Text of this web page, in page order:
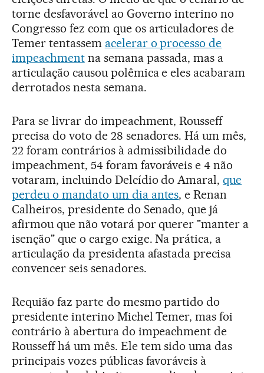
torne desfavorável ao Governo interino no
Congresso fez com que os articuladores de
Temer tentassem acelerar o processo de
impeachmentna semana passada, mas a
articulação causou polêmica e eles acabaram
derrotados nesta semana.
Para se livrar do impeachment, Rousseff
precisa do voto de 28 senadores. Há um mês,
22 foram contrários à admissibilidade do
impeachment, 54 foram favoráveis e 4 não
votaram, incluindo Delcídio do Amaral,que
perdeu o mandato um dia antes, e Renan
Calheiros, presidente do Senado, que já
afirmou que não votará por querer "manter a
isenção" que o cargo exige. Na prática, a
articulação da presidenta afastada precisa
convencer seis senadores.
Requião faz parte do mesmo partido do
presidente interino Michel Temer, mas foi
contrário à abertura do impeachment de
Rousseff há um mês. Ele tem sido uma das
principais vozes públicas favoráveis à